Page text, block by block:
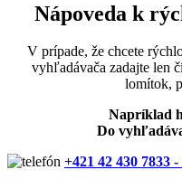
Nápoveda k
V prípade, že chcete
vyhľadávača zadajte len
lomítok,
Napríklad
Do
+421 42 430 7833